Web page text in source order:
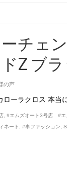
チェ
Z ブ
の声
ローラクロス 本
,#エムズオート3号店 #エ
ネート ,#車ファッション ,